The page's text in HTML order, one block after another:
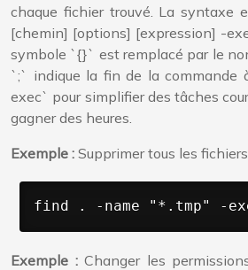
chaque fichier trouvé. La syntaxe
[chemin] [options] [expression] -
symbole `{}` est remplacé par le
`;` indique la fin de la commande
exec` pour simplifier des tâches
gagner des heures.
Exemple : Supprimer tous les
find . -name "*.tmp" -
Exemple : Changer les